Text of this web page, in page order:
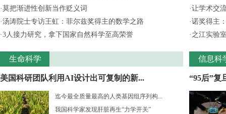
·莫把渐进性创新当作贬义词
·汤涛院士专访王虹：菲尔兹奖得主的数学之路
·3人接力研究，拿下国家自然科学至高荣誉
生命科学
美国科研团队利用AI设计出可复制的新...
迄今最全质量最高的人类基因组序列构...
我国科学家发现肝脏再生“力学开关”
·让学术交
·诺奖得主
· 之江实验
信息科
“95后”复